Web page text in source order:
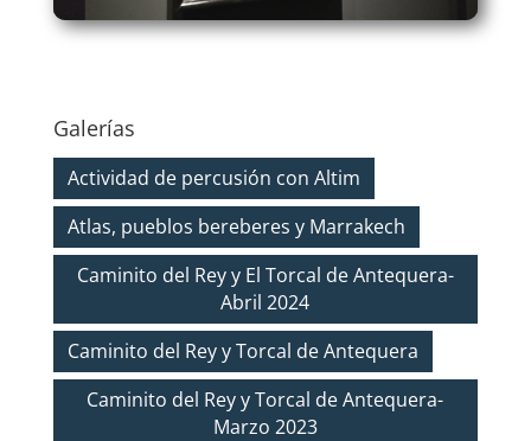
Galerías
Actividad de percusión con Altim
Atlas, pueblos bereberes y Marrakech
Caminito del Rey y El Torcal de Antequera-
Abril 2024
Caminito del Rey y Torcal de Antequera
Caminito del Rey y Torcal de Antequera-
Marzo 2023